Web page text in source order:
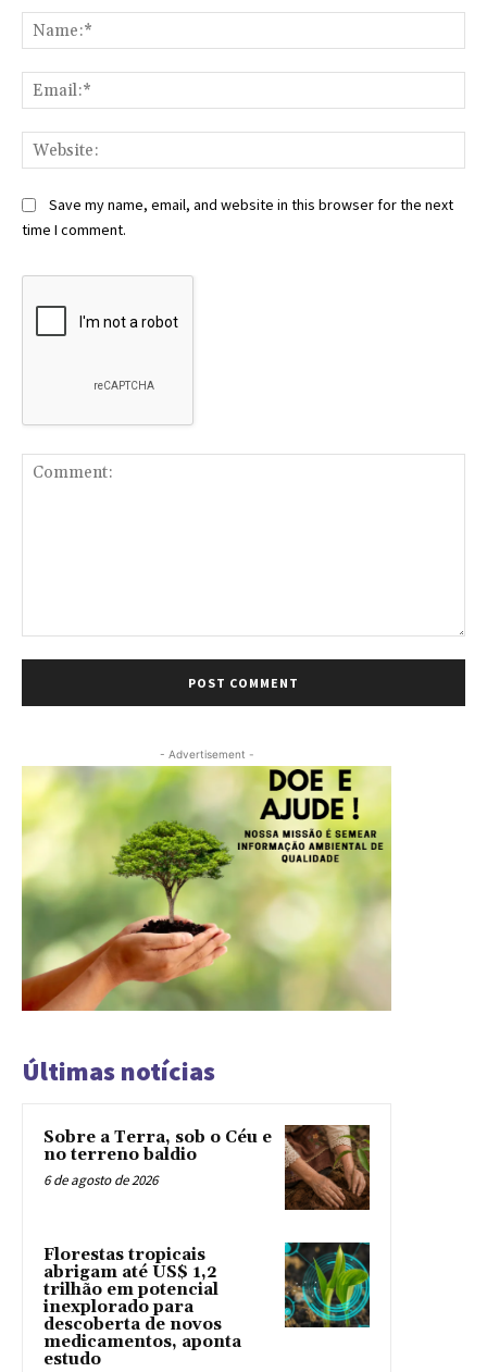
Save my name, email, and website in this browser for the next
time I comment.
- Advertisement -
Últimas notícias
Sobre a Terra, sob o Céu e
no terreno baldio
6 de agosto de 2026
Florestas tropicais
abrigam até US$ 1,2
trilhão em potencial
inexplorado para
descoberta de novos
medicamentos, aponta
estudo